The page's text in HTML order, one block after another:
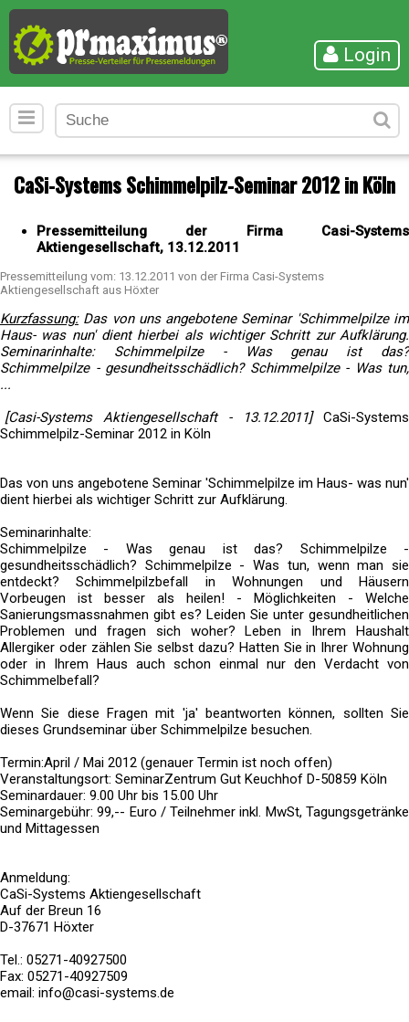
Login
CaSi-Systems Schimmelpilz-Seminar 2012 in Köln
Pressemitteilung der Firma Casi-Systems
Aktiengesellschaft, 13.12.2011
Pressemitteilung vom: 13.12.2011 von der Firma Casi-Systems
Aktiengesellschaft aus Höxter
Kurzfassung:Das von uns angebotene Seminar 'Schimmelpilze im
Haus- was nun' dient hierbei als wichtiger Schritt zur Aufklärung.
Seminarinhalte: Schimmelpilze - Was genau ist das?
Schimmelpilze - gesundheitsschädlich? Schimmelpilze - Was tun,
...
[Casi-Systems Aktiengesellschaft - 13.12.2011]CaSi-Systems
Schimmelpilz-Seminar 2012 in Köln
Das von uns angebotene Seminar 'Schimmelpilze im Haus- was nun'
dient hierbei als wichtiger Schritt zur Aufklärung.
Seminarinhalte:
Schimmelpilze - Was genau ist das? Schimmelpilze -
gesundheitsschädlich? Schimmelpilze - Was tun, wenn man sie
entdeckt? Schimmelpilzbefall in Wohnungen und Häusern
Vorbeugen ist besser als heilen! - Möglichkeiten - Welche
Sanierungsmassnahmen gibt es? Leiden Sie unter gesundheitlichen
Problemen und fragen sich woher? Leben in Ihrem Haushalt
Allergiker oder zählen Sie selbst dazu? Hatten Sie in Ihrer Wohnung
oder in Ihrem Haus auch schon einmal nur den Verdacht von
Schimmelbefall?
Wenn Sie diese Fragen mit 'ja' beantworten können, sollten Sie
dieses Grundseminar über Schimmelpilze besuchen.
Termin:April / Mai 2012 (genauer Termin ist noch offen)
Veranstaltungsort: SeminarZentrum Gut Keuchhof D-50859 Köln
Seminardauer: 9.00 Uhr bis 15.00 Uhr
Seminargebühr: 99,-- Euro / Teilnehmer inkl. MwSt, Tagungsgetränke
und Mittagessen
Anmeldung:
CaSi-Systems Aktiengesellschaft
Auf der Breun 16
D-37671 Höxter
Tel.: 05271-40927500
Fax: 05271-40927509
email: info@casi-systems.de